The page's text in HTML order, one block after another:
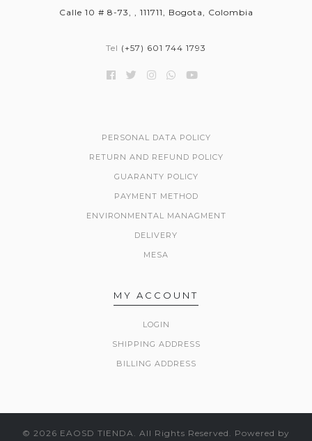
Calle 10 # 8-73, , 111711, Bogota, Colombia
Tel (+57) 601 744 1793
PERSONAL DATA POLICY
RETURN AND REFUND POLICY
GUARANTY POLICY
PAYMENT METHOD
ENVIRONMENTAL MANAGMENT
DELIVERY
MESA
MY ACCOUNT
LOGIN
SHIPPING ADDRESS
BILLING ADDRESS
© 2026 EAOSD TIENDA. All Rights Reserved. Powered by